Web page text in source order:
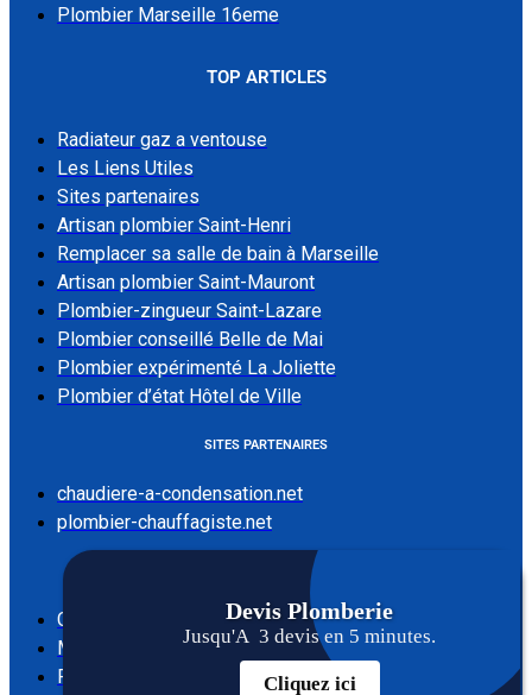
Devis Plomberie
Jusqu'A 3 devis en 5 minutes.
Cliquez ici
Plombier Marseille 16eme
TOP ARTICLES
Radiateur gaz a ventouse
Les Liens Utiles
Sites partenaires
Artisan plombier Saint-Henri
Remplacer sa salle de bain à Marseille
Artisan plombier Saint-Mauront
Plombier-zingueur Saint-Lazare
Plombier conseillé Belle de Mai
Plombier expérimenté La Joliette
Plombier d’état Hôtel de Ville
SITES PARTENAIRES
chaudiere-a-condensation.net
plombier-chauffagiste.net
LES LIENS UTILES
Contact
Mentions Légales
F.A.Q